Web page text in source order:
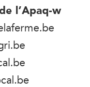
l’Apaq-w